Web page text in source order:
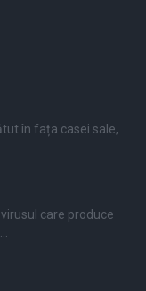
în fața casei sale,
care produce